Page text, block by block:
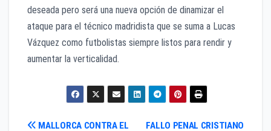
deseada pero será una nueva opción de dinamizar el
ataque para el técnico madridista que se suma a Lucas
Vázquez como futbolistas siempre listos para rendir y
aumentar la verticalidad.
FALLO PENAL CRISTIANO
MALLORCA CONTRA EL